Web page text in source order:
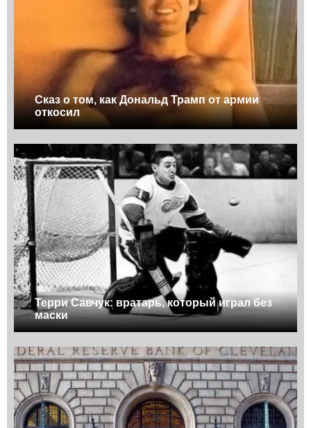
Сказ о том, как Дональд Трамп от армии
откосил
Терри Савчук: вратарь, который играл без
маски